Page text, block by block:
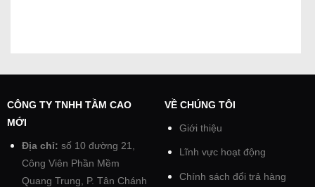
CÔNG TY TNHH TẦM CAO
MỚI
Địa chỉ: số 10 đường 21,
Công Viên Phần Mềm
Quang Trung, P. Tân Chánh
VỀ CHÚNG TÔI
Giới thiệu
Lĩnh vực hoạt động
Chính sách đổi trả hàng